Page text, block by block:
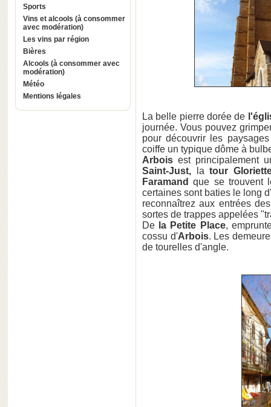
Sports
Vins et alcools (à consommer
avec modération)
Les vins par région
Bières
Alcools (à consommer avec
modération)
Météo
Mentions légales
La belle pierre dorée de
journée. Vous pouvez
pour découvrir les
coiffe un typique dôme à
Arbois est principalement
Saint-Just, latour
Faramand que se trouvent
certaines sont baties le long
reconnaîtrez aux entrées
sortes de trappes appelées
De la Petite Place,
cossu d'Arbois. Les
de tourelles d'angle.